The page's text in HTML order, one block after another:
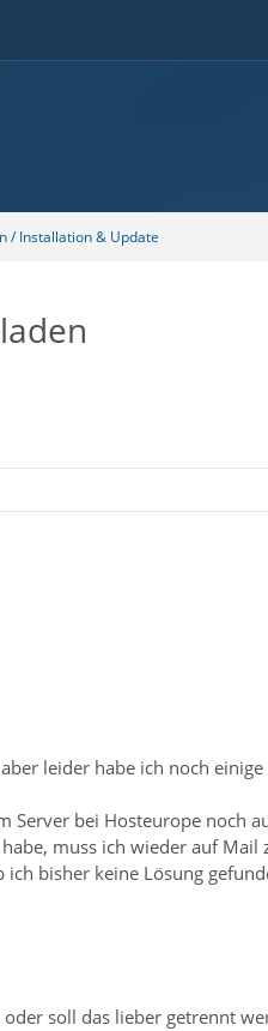
/ Installation & Update
leider habe ich noch
Server bei Hosteurope noch
muss ich wieder auf
bisher keine Lösung
soll das lieber getrennt